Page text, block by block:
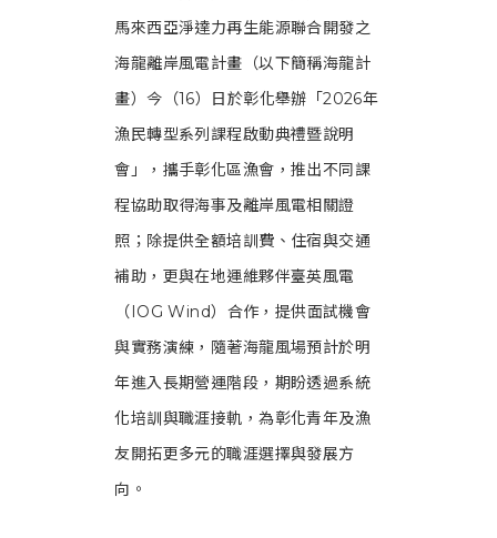
馬來西亞淨達力再生能源聯合開發之
海龍離岸風電計畫（以下簡稱海龍計
畫）今（16）日於彰化舉辦「2026年
漁民轉型系列課程啟動典禮暨說明
會」，攜手彰化區漁會，推出不同課
程協助取得海事及離岸風電相關證
照；除提供全額培訓費、住宿與交通
補助，更與在地運維夥伴臺英風電
（IOG Wind）合作，提供面試機會
與實務演練，隨著海龍風場預計於明
年進入長期營運階段，期盼透過系統
化培訓與職涯接軌，為彰化青年及漁
友開拓更多元的職涯選擇與發展方
向。